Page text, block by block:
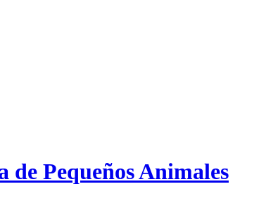
Pequeños Animales